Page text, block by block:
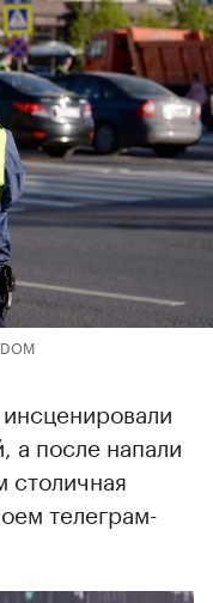
а после напали
телеграм-